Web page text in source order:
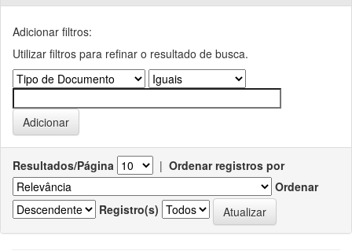
Adicionar filtros:
Utilizar filtros para refinar o resultado de busca.
Resultados/Página | Ordenar registros por
Ordenar
Registro(s)